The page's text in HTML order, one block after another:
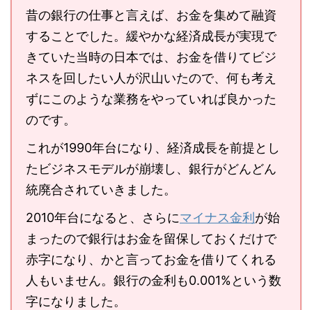
昔の銀行の仕事と言えば、お金を集めて融資
することでした。緩やかな経済成長が実現で
きていた当時の日本では、お金を借りてビジ
ネスを回したい人が沢山いたので、何も考え
ずにこのような業務をやっていれば良かった
のです。
これが1990年台になり、経済成長を前提とし
たビジネスモデルが崩壊し、銀行がどんどん
統廃合されていきました。
2010年台になると、さらにマイナス金利 が始
まったので銀行はお金を留保しておくだけで
赤字になり、かと言ってお金を借りてくれる
人もいません。銀行の金利も0.001%という数
字になりました。